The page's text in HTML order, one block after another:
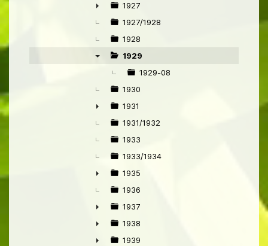
►
1927
1927/1928
1928
1929
1929-08
1930
►
1931
1931/1932
1933
1933/1934
►
1935
1936
►
1937
►
1938
1939